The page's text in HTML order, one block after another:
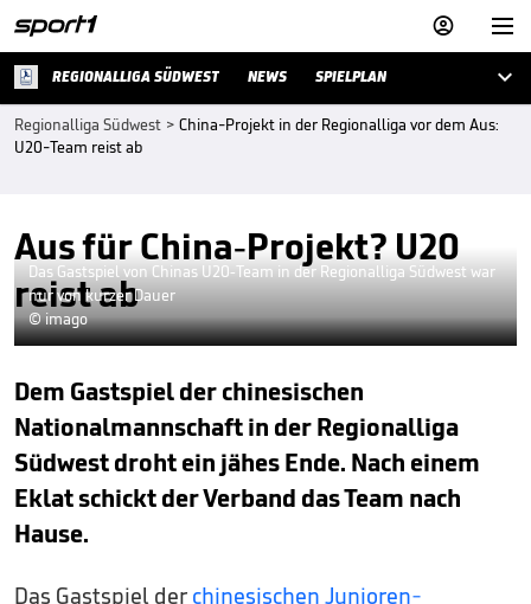


REGIONALLIGA SÜDWEST NEWS SPIELPLAN 
Regionalliga Südwest > China-Projekt in der Regionalliga vor dem Aus:
U20-Team reist ab
Aus für China-Projekt? U20
reist ab
Das Gastspiel von Chinas U20-Team in der Regionalliga Südwest war
nur von kurzer Dauer
© imago
Dem Gastspiel der chinesischen
Nationalmannschaft in der Regionalliga
Südwest droht ein jähes Ende. Nach einem
Eklat schickt der Verband das Team nach
Hause.
Das Gastspiel der chinesischen Junioren-